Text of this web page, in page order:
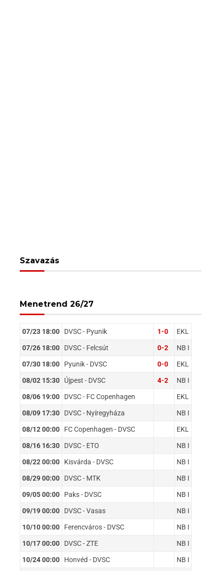
Szavazás
Menetrend 26/27
07/23 18:00 DVSC - Pyunik 1-0 EKL
07/26 18:00 DVSC - Felcsút 0-2 NB I
07/30 18:00 Pyunik - DVSC 0-0 EKL
08/02 15:30 Újpest - DVSC 4-2 NB I
08/06 19:00 DVSC - FC Copenhagen EKL
08/09 17:30 DVSC - Nyíregyháza NB I
08/12 00:00 FC Copenhagen - DVSC EKL
08/16 16:30 DVSC - ETO NB I
08/22 00:00 Kisvárda - DVSC NB I
08/29 00:00 DVSC - MTK NB I
09/05 00:00 Paks - DVSC NB I
09/19 00:00 DVSC - Vasas NB I
10/10 00:00 Ferencváros - DVSC NB I
10/17 00:00 DVSC - ZTE NB I
10/24 00:00 Honvéd - DVSC NB I